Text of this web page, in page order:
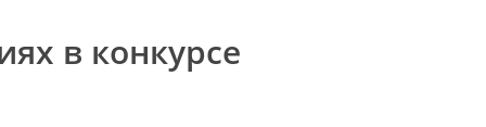
в конкурсе